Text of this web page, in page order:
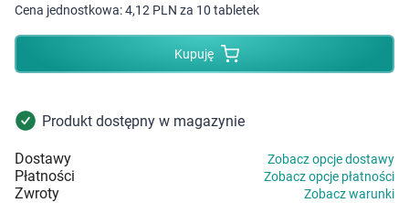
Higiena
Kosmetyki
Mężczyzna
Zdrowy styl życia
Cena jednostkowa:4,12 PLN za 10 tabletek
Kupuję
Produkt dostępny w magazynie
Dostawy Zobacz opcje dostawy
Płatności Zobacz opcje płatności
Zwroty Zobacz warunki